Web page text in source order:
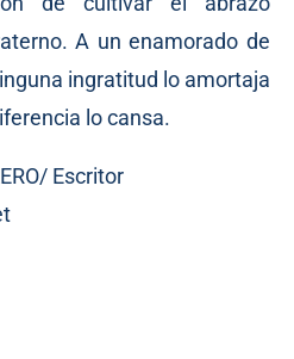
A un enamorado de
ingratitud lo amortaja
lo cansa.
Escritor